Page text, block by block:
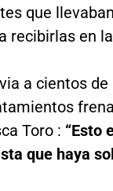
que
recibirlas en
a cientos
Toro : “Esto
que haya